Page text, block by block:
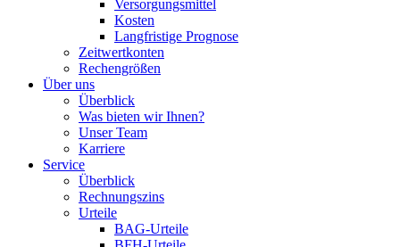
Versorgungsmittel
Kosten
Langfristige Prognose
Zeitwertkonten
Rechengrößen
Über uns
Überblick
Was bieten wir Ihnen?
Unser Team
Karriere
Service
Überblick
Rechnungszins
Urteile
BAG-Urteile